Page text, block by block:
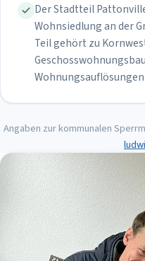
Der Stadtteil
Wohnsiedlung an der
Teil gehört zu
Angaben zur kommunalen